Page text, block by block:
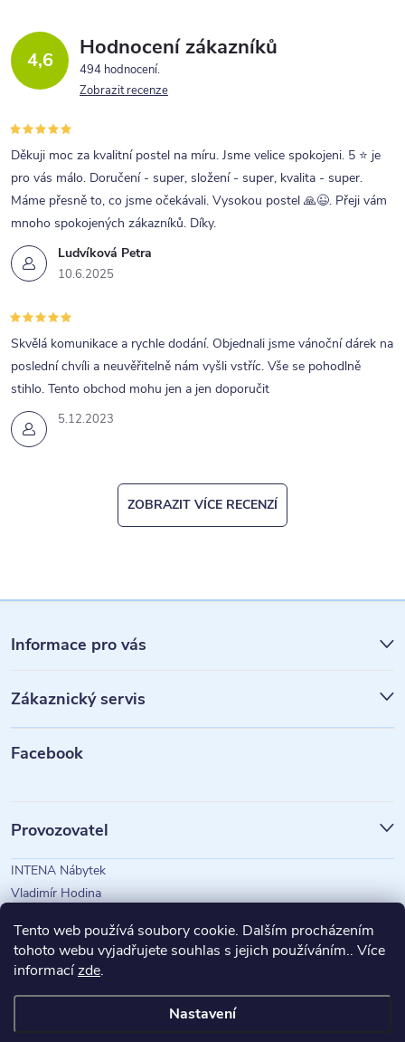
Tento web používá soubory cookie. Dalším procházením
tohoto webu vyjadřujete souhlas s jejich používáním.. Více
informacízde.
Nastavení
4,6 Hodnocení zákazníků
494 hodnocení
Zobrazit recenze
Ludvíková Petra
10.6.2025
Děkuji moc za kvalitní postel na míru. Jsme velice spokojeni. 5 ⭐ je
pro vás málo. Doručení - super, složení - super, kvalita - super.
Máme přesně to, co jsme očekávali. Vysokou postel 🙏😉. Přeji vám
mnoho spokojených zákazníků. Díky.
5.12.2023
Skvělá komunikace a rychle dodání. Objednali jsme vánoční dárek na
poslední chvíli a neuvěřitelně nám vyšli vstříc. Vše se pohodlně
stihlo. Tento obchod mohu jen a jen doporučit
ZOBRAZIT VÍCE RECENZÍ
á
p
a
Informace pro vás
Zákaznický servis
Facebook
Provozovatel
INTENA Nábytek
Vladimír Hodina